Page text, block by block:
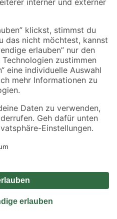
Die dargestellten Angebote sind unter
angegebenen Verfügbarkeiten beziehen
nicht für Artikel mit Speditionsversand, hier
Vertrag widerrufen